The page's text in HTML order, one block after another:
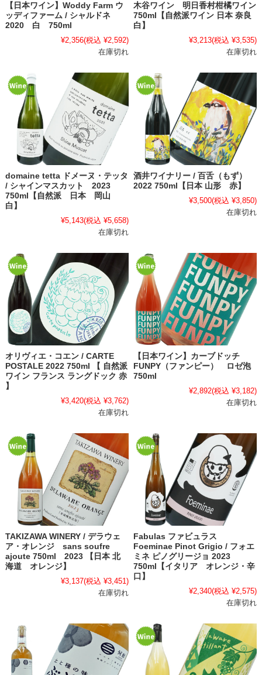
【日本ワイン】Woddy Farm ウ
ッディファーム / シャルドネ
2020 白 750ml
¥2,356(税込 ¥2,592)
在庫切れ
木谷ワイン 明日香村柑橘ワイン
750ml【自然派ワイン 日本 奈良
白】
¥3,213(税込 ¥3,535)
在庫切れ
domaine tetta ドメーヌ・テッタ
/ シャインマスカット 2023
750ml【自然派 日本 岡山
白】
¥5,143(税込 ¥5,658)
在庫切れ
酒井ワイナリー / 百舌（もず）
2022 750ml【日本 山形 赤】
¥3,500(税込 ¥3,850)
在庫切れ
オリヴィエ・コエン / CARTE
POSTALE 2022 750ml 【 自然派
ワイン フランス ラングドック 赤
】
¥3,420(税込 ¥3,762)
在庫切れ
【日本ワイン】カーブドッチ
FUNPY（ファンピー） ロゼ泡
750ml
¥2,892(税込 ¥3,182)
在庫切れ
TAKIZAWA WINERY / デラウェ
ア・オレンジ sans soufre
ajoute 750ml 2023 【日本 北
海道 オレンジ】
¥3,137(税込 ¥3,451)
在庫切れ
Fabulas ファビュラス
Foeminae Pinot Grigio / フォエ
ミネ ピノグリージョ 2023
750ml【イタリア オレンジ・辛
口】
¥2,340(税込 ¥2,575)
在庫切れ